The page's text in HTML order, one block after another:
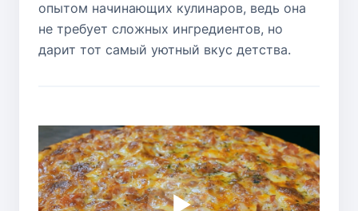
опытом начинающих кулинаров, ведь она
не требует сложных ингредиентов, но
дарит тот самый уютный вкус детства.